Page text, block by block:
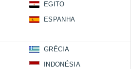
EGITO
ESPANHA
GRÉCIA
INDONÉSIA